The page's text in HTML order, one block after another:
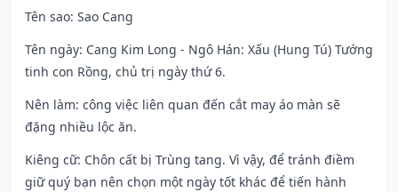
Tên sao: Sao Cang
Tên ngày: Cang Kim Long - Ngô Hán: Xấu (Hung Tú) Tướng
tinh con Rồng, chủ trị ngày thứ 6.
Nên làm: công việc liên quan đến cắt may áo màn sẽ
đặng nhiều lộc ăn.
Kiêng cữ: Chôn cất bị Trùng tang. Vì vậy, để tránh điềm
giữ quý bạn nên chọn một ngày tốt khác để tiến hành